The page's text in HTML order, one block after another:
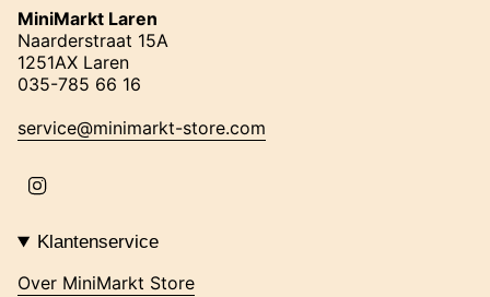
MiniMarkt Laren
Naarderstraat 15A
1251AX Laren
035-785 66 16
service@minimarkt-store.com
t
g
Klantenservice
Over MiniMarkt Store